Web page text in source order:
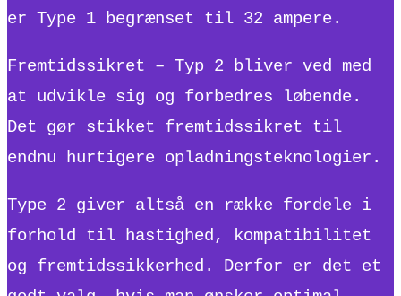
er Type 1 begrænset til 32 ampere.
Fremtidssikret – Typ 2 bliver ved med
at udvikle sig og forbedres løbende.
Det gør stikket fremtidssikret til
endnu hurtigere opladningsteknologier.
Type 2 giver altså en række fordele i
forhold til hastighed, kompatibilitet
og fremtidssikkerhed. Derfor er det et